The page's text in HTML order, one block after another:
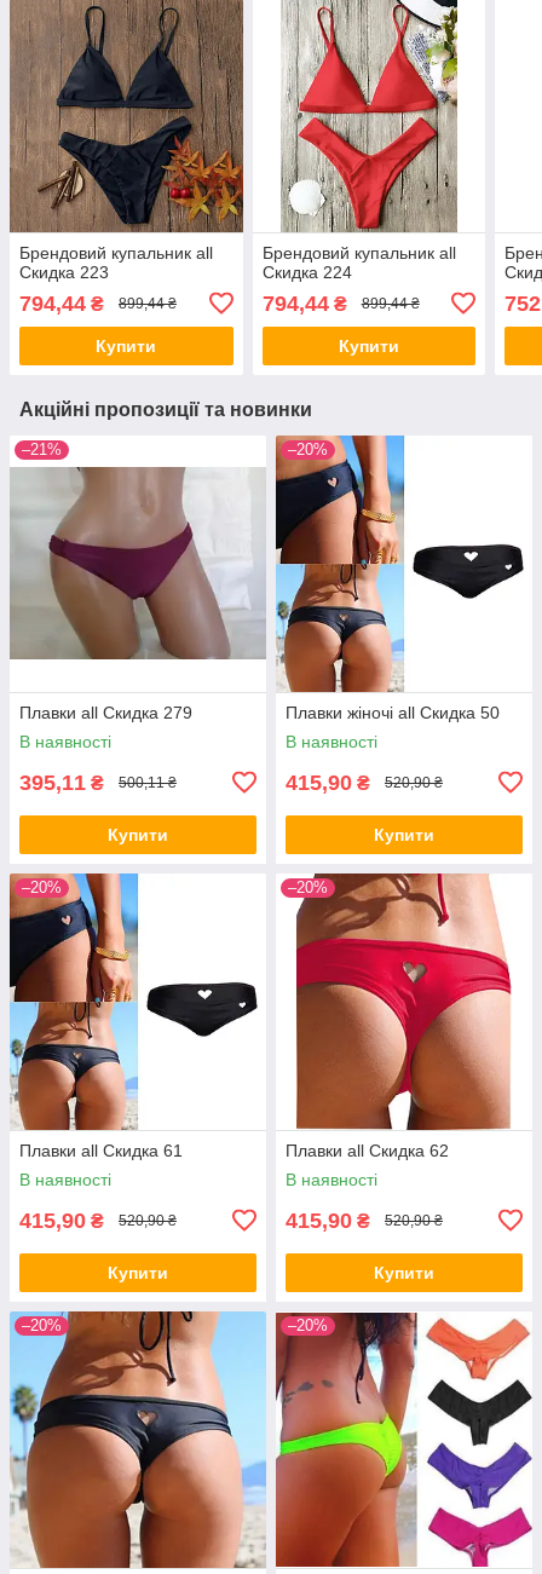
Брендовий купальник all
Скидка 223
794,44 ₴ 899,44 ₴
Купити
Брендовий купальник all
Скидка 224
794,44₴ 899,44 ₴
Купити
Акційні пропозиції та новинки
–21%
Плавки all Скидка 279
В наявності
395,11 ₴ 500,11 ₴
Купити
–20%
Плавки жіночі all Скидка 50
В наявності
415,90 ₴ 520,90 ₴
Купити
–20%
Плавки all Скидка 61
В наявності
415,90 ₴ 520,90 ₴
Купити
–20%
Плавки all Скидка 62
В наявності
415,90 ₴ 520,90 ₴
Купити
–20% –20%